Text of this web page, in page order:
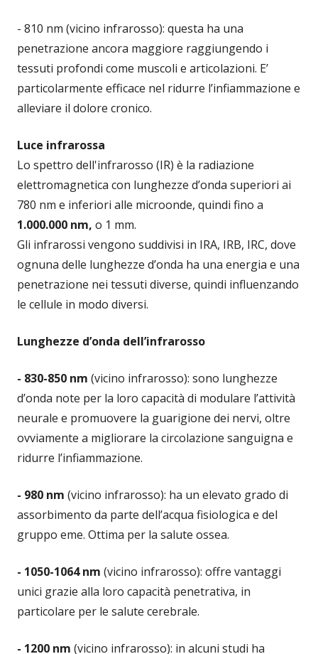
- 810 nm (vicino infrarosso): questa ha una
penetrazione ancora maggiore raggiungendo i
tessuti profondi come muscoli e articolazioni. E’
particolarmente efficace nel ridurre l’infiammazione e
alleviare il dolore cronico.
Luce infrarossa
Lo spettro dell'infrarosso (IR) è la radiazione
elettromagnetica con lunghezze d’onda superiori ai
780 nm e inferiori alle microonde, quindi fino a
1.000.000 nm, o 1 mm.
Gli infrarossi vengono suddivisi in IRA, IRB, IRC, dove
ognuna delle lunghezze d’onda ha una energia e una
penetrazione nei tessuti diverse, quindi influenzando
le cellule in modo diversi.
Lunghezze d’onda dell’infrarosso
- 830-850 nm (vicino infrarosso): sono lunghezze
d’onda note per la loro capacità di modulare l’attività
neurale e promuovere la guarigione dei nervi, oltre
ovviamente a migliorare la circolazione sanguigna e
ridurre l’infiammazione.
- 980 nm (vicino infrarosso): ha un elevato grado di
assorbimento da parte dell’acqua fisiologica e del
gruppo eme. Ottima per la salute ossea.
- 1050-1064 nm (vicino infrarosso): offre vantaggi
unici grazie alla loro capacità penetrativa, in
particolare per le salute cerebrale.
- 1200 nm (vicino infrarosso): in alcuni studi ha